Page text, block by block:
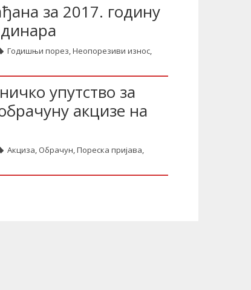
за 2017. годину
Годишњи порез,Неопорезиви износ,
упутство за
акцизе на
Акциза, Обрачун,Пореска пријава,